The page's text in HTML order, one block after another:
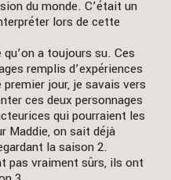
du monde. C’était un
lors de cette
a toujours su. Ces
remplis d’expériences
jour, je savais vers
ces deux personnages
qui pourraient les
Maddie, on sait déjà
la saison 2.
pas vraiment sûrs, ils ont